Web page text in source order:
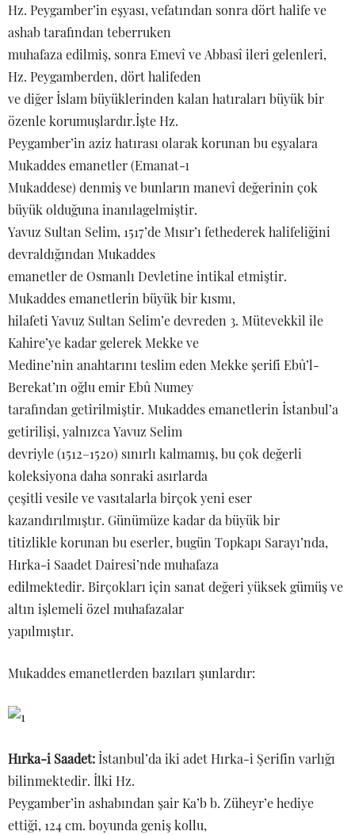
Hz. Peygamber’in eşyası, vefatından sonra dört halife ve
ashab tarafından teberruken
muhafaza edilmiş, sonra Emevî ve Abbasî ileri gelenleri,
Hz. Peygamberden, dört halifeden
ve diğer İslam büyüklerinden kalan hatıraları büyük bir
özenle korumuşlardır.İşte Hz.
Peygamber’in aziz hatırası olarak korunan bu eşyalara
Mukaddes emanetler (Emanat-ı
Mukaddese) denmiş ve bunların manevî değerinin çok
büyük olduğuna inanılagelmiştir.
Yavuz Sultan Selim, 1517’de Mısır’ı fethederek halifeliğini
devraldığından Mukaddes
emanetler de Osmanlı Devletine intikal etmiştir.
Mukaddes emanetlerin büyük bir kısmı,
hilafeti Yavuz Sultan Selim’e devreden 3. Mütevekkil ile
Kahire’ye kadar gelerek Mekke ve
Medine’nin anahtarını teslim eden Mekke şerifi Ebû’l-
Berekat’ın oğlu emir Ebû Numey
tarafından getirilmiştir. Mukaddes emanetlerin İstanbul’a
getirilişi, yalnızca Yavuz Selim
devriyle (1512–1520) sınırlı kalmamış, bu çok değerli
koleksiyona daha sonraki asırlarda
çeşitli vesile ve vasıtalarla birçok yeni eser
kazandırılmıştır. Günümüze kadar da büyük bir
titizlikle korunan bu eserler, bugün Topkapı Sarayı’nda,
Hırka-i Saadet Dairesi’nde muhafaza
edilmektedir. Birçokları için sanat değeri yüksek gümüş ve
altın işlemeli özel muhafazalar
yapılmıştır.
Mukaddes emanetlerden bazıları şunlardır:
Hırka-i Saadet:İstanbul’da iki adet Hırka-i Şerifin varlığı
bilinmektedir. İlki Hz.
Peygamber’in ashabından şair Ka’b b. Züheyr’e hediye
ettiği, 124 cm. boyunda geniş kollu,